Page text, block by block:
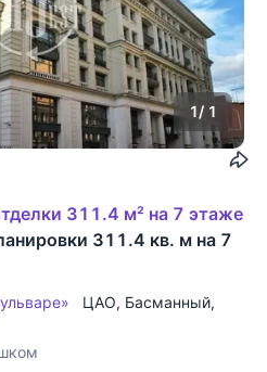
1/ 1
311.4 м² на 7 этаже
311.4 кв. м на 7
ЦАО, Басманный,